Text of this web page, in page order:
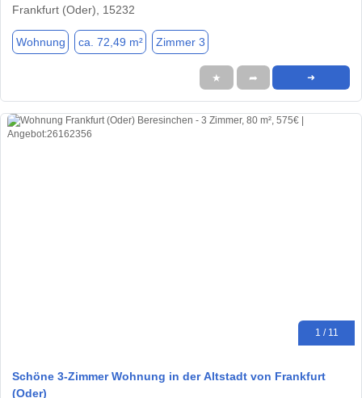
Frankfurt (Oder), 15232
Wohnung ca. 72,49 m² Zimmer 3
★ ➦ ➜
1 / 11
Schöne 3-Zimmer Wohnung in der Altstadt von Frankfurt
(Oder)